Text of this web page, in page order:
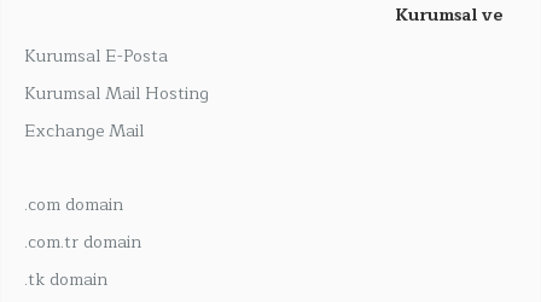
Kurumsal E-Posta
Kurumsal Mail Hosting
Exchange Mail
.com domain
.com.tr domain
.tk domain
Kurumsal ve